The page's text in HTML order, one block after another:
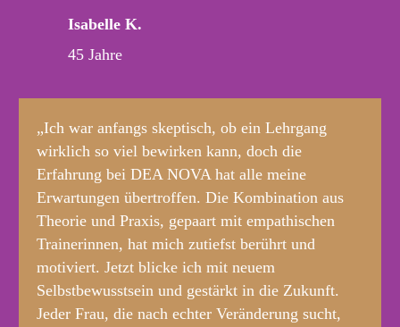
Isabelle K.
45 Jahre
„Ich war anfangs skeptisch, ob ein Lehrgang
wirklich so viel bewirken kann, doch die
Erfahrung bei DEA NOVA hat alle meine
Erwartungen übertroffen. Die Kombination aus
Theorie und Praxis, gepaart mit empathischen
Trainerinnen, hat mich zutiefst berührt und
motiviert. Jetzt blicke ich mit neuem
Selbstbewusstsein und gestärkt in die Zukunft.
Jeder Frau, die nach echter Veränderung sucht,